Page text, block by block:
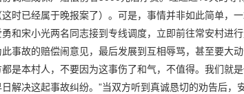
时已经属于晚报案了）。可是，事情并非如此简单，一
宋小光两名同志接到专线调度，立即前往常安村进
事故的赔偿闹意见，最后发展到互相辱骂，甚至要大
是本村人，不要因为这事伤了和气，不值得。我们就
解决这起事故纠纷。”当双方听到真诚恳切的劝告后，